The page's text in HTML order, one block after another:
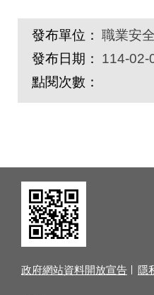
發布單位： 職業安
發布日期：
114-02-
點閱次數：
政府網站資料開放宣告 隱